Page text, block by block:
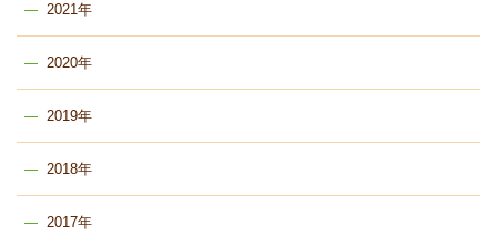
2021年
2020年
2019年
2018年
2017年